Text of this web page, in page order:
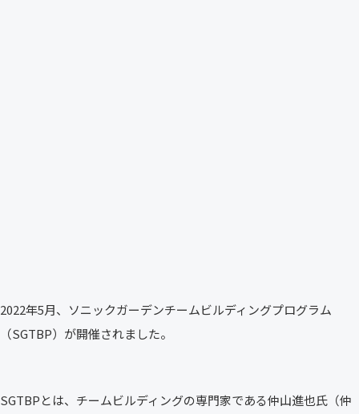
2022年5月、ソニックガーデンチームビルディングプログラム
（SGTBP）が開催されました。
SGTBPとは、チームビルディングの専門家である仲山進也氏（仲